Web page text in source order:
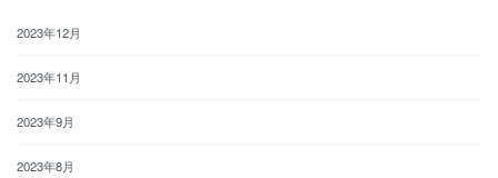
2023年12月
2023年11月
2023年9月
2023年8月